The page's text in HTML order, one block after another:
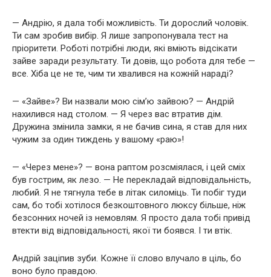
— Андрію, я дала тобі можливість. Ти дорослий чоловік.
Ти сам зробив вибір. Я лише запропонувала тест на
пріоритети. Роботі потрібні люди, які вміють відсікати
зайве заради результату. Ти довів, що робота для тебе —
все. Хіба це не те, чим ти хвалився на кожній нараді?
— «Зайве»? Ви назвали мою сім’ю зайвою? — Андрій
нахилився над столом. — Я через вас втратив дім.
Дружина змінила замки, я не бачив сина, я став для них
чужим за один тиждень у вашому «раю»!
— «Через мене»? — вона раптом розсміялася, і цей сміх
був гострим, як лезо. — Не перекладай відповідальність,
любий. Я не тягнула тебе в літак силоміць. Ти побіг туди
сам, бо тобі хотілося безкоштовного люксу більше, ніж
безсонних ночей із немовлям. Я просто дала тобі привід
втекти від відповідальності, якої ти боявся. І ти втік.
Андрій заціпив зуби. Кожне її слово влучало в ціль, бо
воно було правдою.